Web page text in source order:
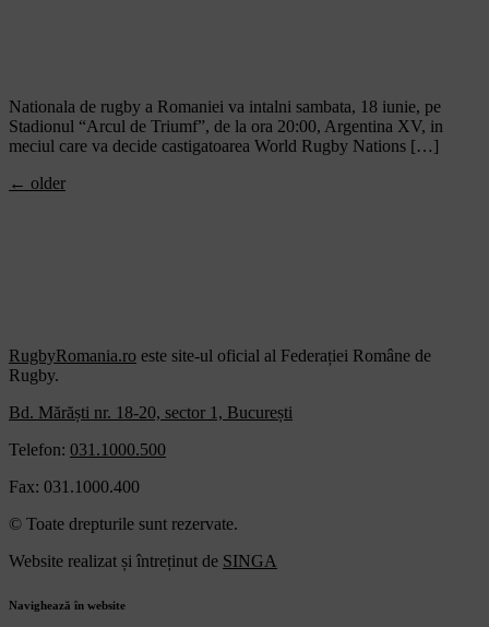
Nationala de rugby a Romaniei va intalni sambata, 18 iunie, pe
Stadionul “Arcul de Triumf”, de la ora 20:00, Argentina XV, in
meciul care va decide castigatoarea World Rugby Nations […]
← older
RugbyRomania.ro este site-ul oficial al Federației Române de
Rugby.
Bd. Mărăști nr. 18-20, sector 1, București
Telefon: 031.1000.500
Fax: 031.1000.400
© Toate drepturile sunt rezervate.
Website realizat și întreținut de SINGA
Navighează în website